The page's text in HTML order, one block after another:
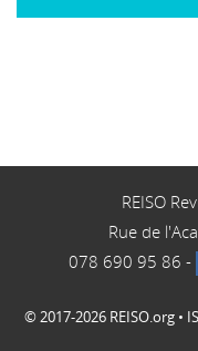
REISO
Rue de
078 690 95 86 -
© 2017-2026 REISO.org •